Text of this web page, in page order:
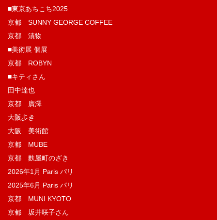
■東京あちこち2025
京都 SUNNY GEORGE COFFEE
京都 漬物
■美術展 個展
京都 ROBYN
■キティさん
田中達也
京都 廣澤
大阪歩き
大阪 美術館
京都 MUBE
京都 麩屋町のざき
2026年1月 Paris パリ
2025年6月 Paris パリ
京都 MUNI KYOTO
京都 坂井咲子さん